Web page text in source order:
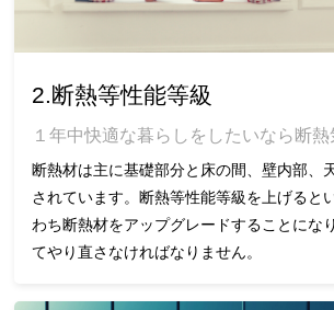
2.断熱等性能等級
１年中快適な暮らしをしたいなら断
断熱材は主に基礎部分と床の間、壁内部、
されています。断熱等性能等級を上げると
わち断熱材をアップグレードすることにな
てやり直さなければなりません。